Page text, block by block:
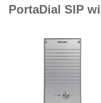
PortaDial SIP